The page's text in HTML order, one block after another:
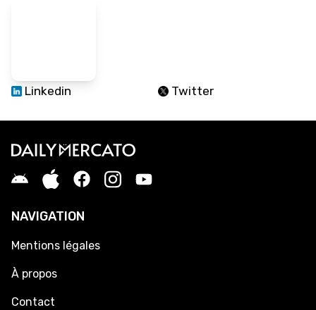
Linkedin Twitter
NAVIGATION
Mentions légales
À propos
Contact